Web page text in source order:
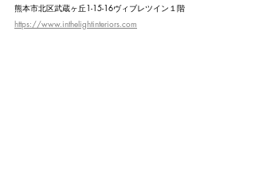
熊本市北区武蔵ヶ丘1-15-16ヴィブレツイン１階
https://www.inthelightinteriors.com